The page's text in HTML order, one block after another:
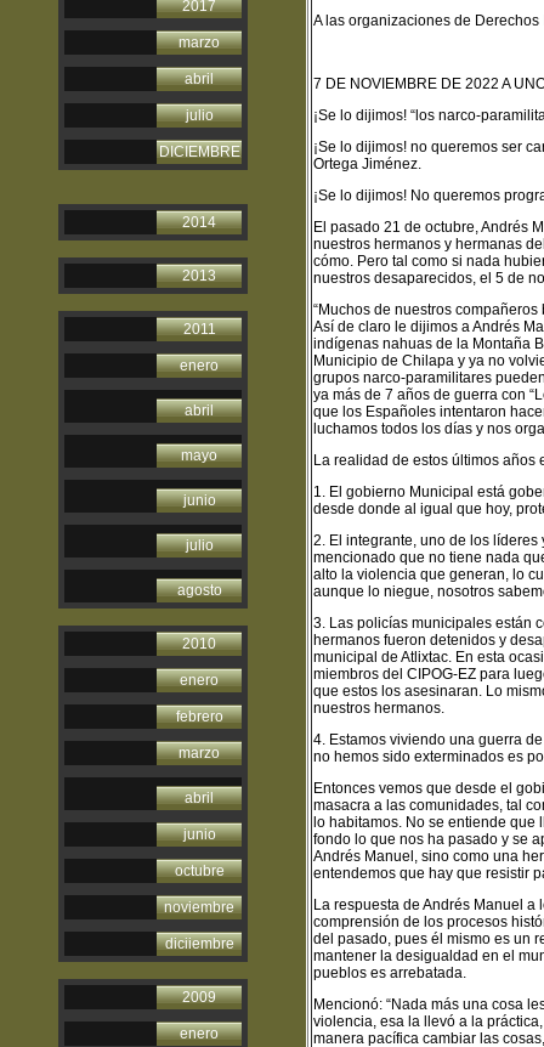
2017
marzo
abril
julio
DICIEMBRE
2014
2013
2011
enero
abril
mayo
junio
julio
agosto
2010
enero
febrero
marzo
abril
junio
octubre
noviembre
diciiembre
2009
enero
A las organizaciones de Derechos
7 DE NOVIEMBRE DE 2022 A
¡Se lo dijimos! “los narco-
¡Se lo dijimos! no queremos ser
Ortega Jiménez.
¡Se lo dijimos! No queremos
El pasado 21 de octubre, Andrés
nuestros hermanos y hermanas
cómo. Pero tal como si nada
nuestros desaparecidos, el 5 de
“Muchos de nuestros
Así de claro le dijimos a Andrés
indígenas nahuas de la Montaña
Municipio de Chilapa y ya no
grupos narco-paramilitares
ya más de 7 años de guerra con
que los Españoles intentaron
luchamos todos los días y nos
La realidad de estos últimos años
1. El gobierno Municipal está
desde donde al igual que hoy,
2. El integrante, uno de los
mencionado que no tiene nada
alto la violencia que generan, lo
aunque lo niegue, nosotros
3. Las policías municipales están
hermanos fueron detenidos y
municipal de Atlixtac. En esta
miembros del CIPOG-EZ para
que estos los asesinaran. Lo
nuestros hermanos.
4. Estamos viviendo una guerra
no hemos sido exterminados es
Entonces vemos que desde el
masacra a las comunidades, tal
lo habitamos. No se entiende
fondo lo que nos ha pasado y se
Andrés Manuel, sino como una
entendemos que hay que resistir
La respuesta de Andrés Manuel
comprensión de los procesos
del pasado, pues él mismo es un
mantener la desigualdad en el
pueblos es arrebatada.
Mencionó: “Nada más una cosa
violencia, esa la llevó a la
manera pacífica cambiar las